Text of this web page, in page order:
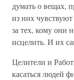
думать о вещах,
из них
за тех, кому они
исцелить. И их
Целители и
касаться людей